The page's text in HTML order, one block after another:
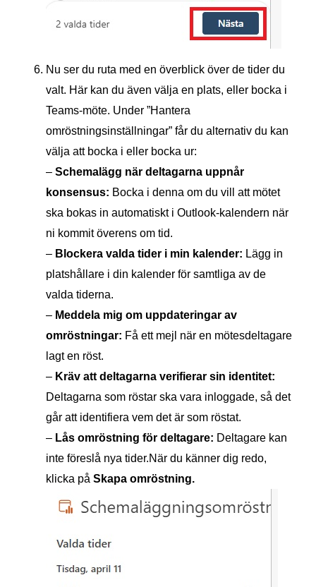
Nu ser du ruta med en överblick över de tider du
valt. Här kan du även välja en plats, eller bocka i
Teams-möte. Under ”Hantera
omröstningsinställningar” får du alternativ du kan
välja att bocka i eller bocka ur:
– Schemalägg när deltagarna uppnår
konsensus: Bocka i denna om du vill att mötet
ska bokas in automatiskt i Outlook-kalendern när
ni kommit överens om tid.
– Blockera valda tider i min kalender: Lägg in
platshållare i din kalender för samtliga av de
valda tiderna.
– Meddela mig om uppdateringar av
omröstningar: Få ett mejl när en mötesdeltagare
lagt en röst.
– Kräv att deltagarna verifierar sin identitet:
Deltagarna som röstar ska vara inloggade, så det
går att identifiera vem det är som röstat.
– Lås omröstning för deltagare: Deltagare kan
inte föreslå nya tider.När du känner dig redo,
klicka på Skapa omröstning.